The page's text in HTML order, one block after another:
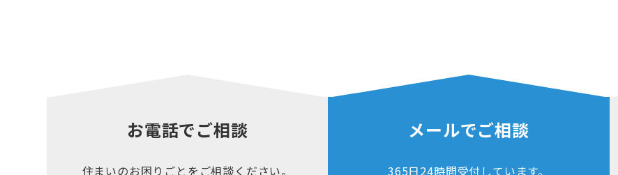
お電話でご相談
住まいのお困りごとを ご相談ください。
メールでご相談
365日24時間受付しています。